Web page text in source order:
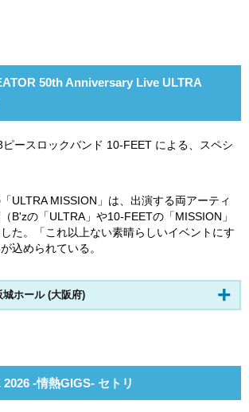
50th Anniversary Live ULTRA
ースロックバンド 10-FEET による、スペシ
ULTRA MISSION」は、出演する両アーティ
B'zの「ULTRA」や10-FEETの「MISSION」
た。「これ以上ない素晴らしいイベントにす
込められている。
ホール (大阪府)
-情熱GIGS- セトリ